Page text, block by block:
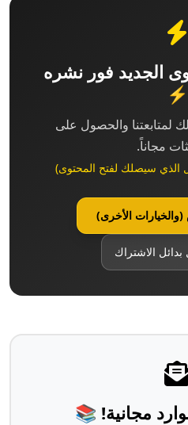
الجديد فور نشره
⚡
لمتابعتنا والحصول على
مجاناً.
الذي سيصلك لفتح المحتوى)
الأخرى)
الاشتراك
مجانية! 📚